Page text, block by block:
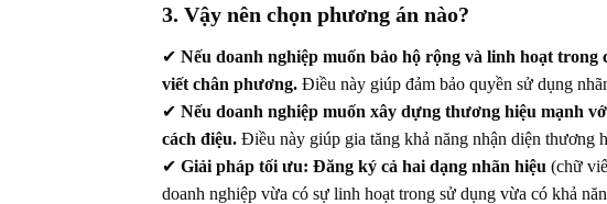
3. Vậy nên chọn phương án nào?
✔ Nếu doanh nghiệp muốn bảo hộ rộng và linh hoạt
viết chân phương. Điều này giúp đảm bảo quyền sử dụng
✔ Nếu doanh nghiệp muốn xây dựng thương hiệu mạnh
cách điệu. Điều này giúp gia tăng khả năng nhận diện thương
✔ Giải pháp tối ưu: Đăng ký cả hai dạng nhãn hiệu (chữ
doanh nghiệp vừa có sự linh hoạt trong sử dụng vừa có khả